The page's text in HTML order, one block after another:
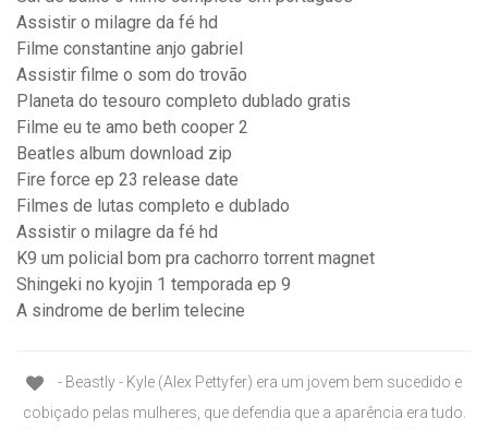
Assistir o milagre da fé hd
Filme constantine anjo gabriel
Assistir filme o som do trovão
Planeta do tesouro completo dublado gratis
Filme eu te amo beth cooper 2
Beatles album download zip
Fire force ep 23 release date
Filmes de lutas completo e dublado
Assistir o milagre da fé hd
K9 um policial bom pra cachorro torrent magnet
Shingeki no kyojin 1 temporada ep 9
A sindrome de berlim telecine
- Beastly - Kyle (Alex Pettyfer) era um jovem bem sucedido e
cobiçado pelas mulheres, que defendia que a aparência era tudo.